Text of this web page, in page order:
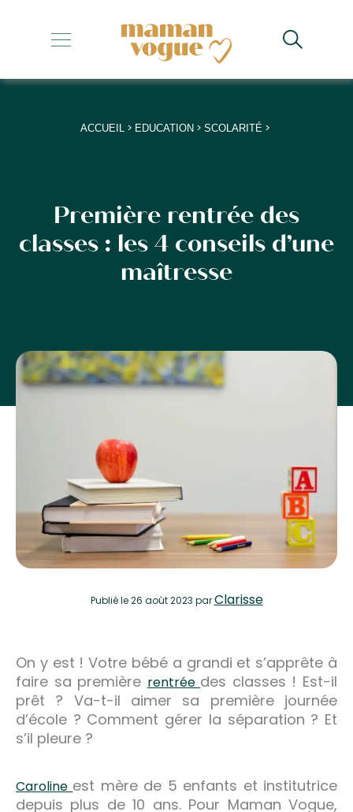
+
+
+
+
ACCUEIL > EDUCATION > SCOLARITÉ >
Première rentrée des
classes : les 4 conseils d’une
maîtresse
Publiéle 26 août 2023 parClarisse
On y est ! Votre bébé a grandi et s’apprête à
faire sa première rentrée des classes ! Est-il
prêt ? Va-t-il aimer sa première journée
d’école ? Comment gérer la séparation ? Et
s’il pleure ?
Caroline est mère de 5 enfants et institutrice
depuis plus de 10 ans. Pour Maman Vogue,